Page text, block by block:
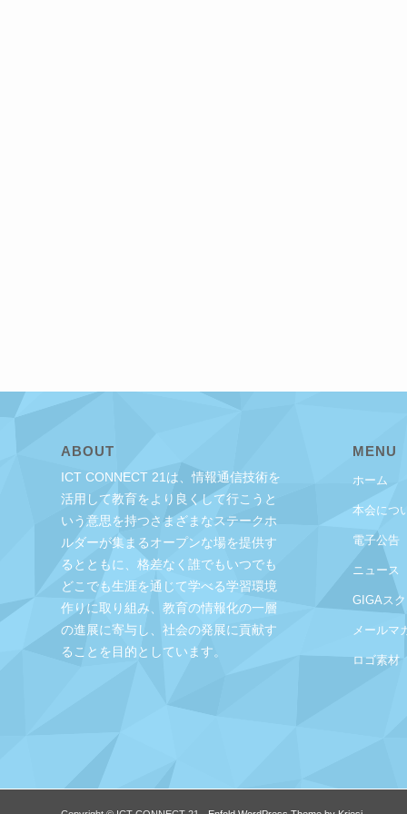
ABOUT
ICT CONNECT 21は、情報通信技術を
活用して教育をより良くして行こうと
いう意思を持つさまざまなステークホ
ルダーが集まるオープンな場を提供す
るとともに、格差なく誰でもいつでも
どこでも生涯を通じて学べる学習環境
作りに取り組み、教育の情報化の一層
の進展に寄与し、社会の発展に貢献す
ることを目的としています。
MENU
ホーム
本会につ
電子公告
ニュース
GIGAス
メールマ
ロゴ素材